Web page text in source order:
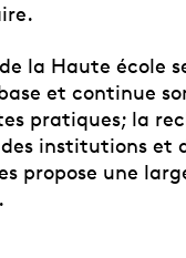
la Haute école
et continue
pratiques; la
institutions et
propose une